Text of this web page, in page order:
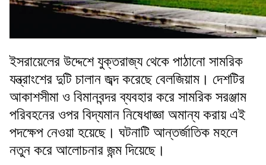
ইসরায়েলের উদ্দেশে যুক্তরাজ্য থেকে পাঠানো সামরিক
যন্ত্রাংশের দুটি চালান জব্দ করেছে বেলজিয়াম। দেশটির
আকাশসীমা ও বিমানবন্দর ব্যবহার করে সামরিক সরঞ্জাম
পরিবহনের ওপর বিদ্যমান নিষেধাজ্ঞা অমান্য করায় এই
পদক্ষেপ নেওয়া হয়েছে। ঘটনাটি আন্তর্জাতিক মহলে
নতুন করে আলোচনার জন্ম দিয়েছে।